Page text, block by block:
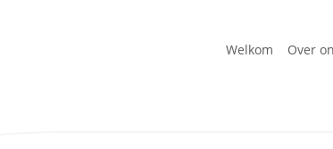
Welkom Over